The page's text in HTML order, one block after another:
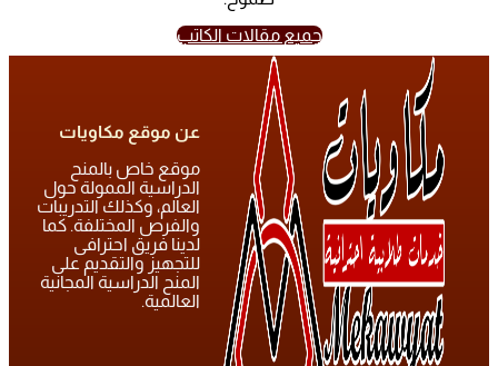
جميع مقالات الكاتب
عن موقع مكاويات
موقع خاص بالمنح
الدراسية الممولة حول
العالم، وكذلك التدريبات
والفرص المختلفة. كما
لدينا فريق احترافى
للتجهيز والتقديم على
المنح الدراسية المجانية
العالمية.